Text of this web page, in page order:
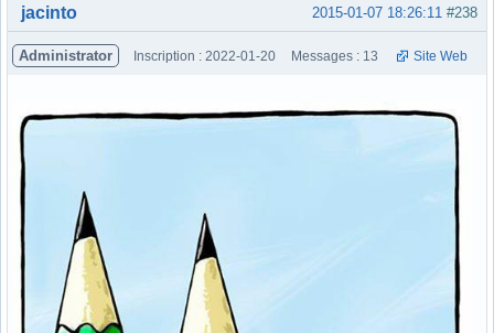
Hors ligne #238
2015-01-07 18:26:11
jacinto
Administrator Inscription : 2022-01-20 Messages : 13 Site Web